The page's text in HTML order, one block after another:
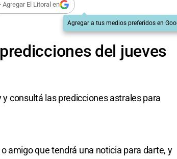
Agregar El Litoral en
Agregar a tus medios preferidos en
del jueves
consultá las predicciones astrales para
amigo que tendrá una noticia para darte, y